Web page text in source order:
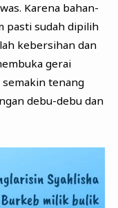
Karena bahan-
pasti sudah dipilih
kebersihan dan
gerai
tenang
debu-debu dan